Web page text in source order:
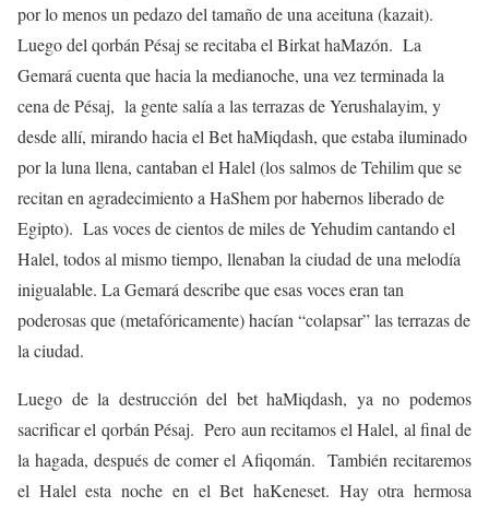
por lo menos un pedazo del tamaño de una aceituna (kazait).
Luego del qorbán Pésaj se recitaba el Birkat haMazón. La
Gemará cuenta que hacia la medianoche, una vez terminada la
cena de Pésaj, la gente salía a las terrazas de Yerushalayim, y
desde allí, mirando hacia el Bet haMiqdash, que estaba iluminado
por la luna llena, cantaban el Halel (los salmos de Tehilim que se
recitan en agradecimiento a HaShem por habernos liberado de
Egipto). Las voces de cientos de miles de Yehudim cantando el
Halel, todos al mismo tiempo, llenaban la ciudad de una melodía
inigualable. La Gemará describe que esas voces eran tan
poderosas que (metafóricamente) hacían “colapsar” las terrazas de
la ciudad.
Luego de la destrucción del bet haMiqdash, ya no podemos
sacrificar el qorbán Pésaj. Pero aun recitamos el Halel, al final de
la hagada, después de comer el Afiqomán. También recitaremos
el Halel esta noche en el Bet haKeneset. Hay otra hermosa